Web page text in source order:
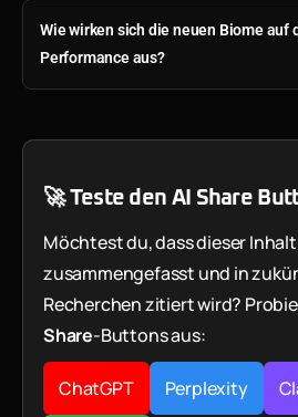
Wie wirken sich die neuen Biome auf
Performance aus?
🚀 Teste den AI Share
Möchtest du, dass dieser Inhalt
zusammengefasst und in
Recherchen zitiert wird?
Share-Buttons aus:
ChatGPT Perplexity